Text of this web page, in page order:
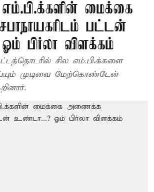
எம்.பி.க்களின் மைக்கை
பட்டன்
பிர்லா விளக்கம்
சில எம்.பி.க்களை
முடிவை மேற்கொண்டேன்